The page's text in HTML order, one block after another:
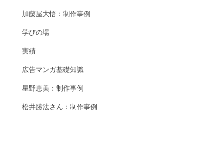
加藤屋大悟：制作事例
学びの場
実績
広告マンガ基礎知識
星野恵美：制作事例
松井勝法さん：制作事例